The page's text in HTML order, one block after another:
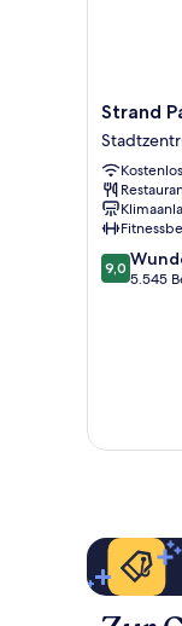
Strand
Palace
Hotel
London
Strand
9.0
von
9,0
5.545